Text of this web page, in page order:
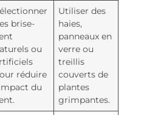
brise-
ou
réduire
du
Utiliser des
haies,
panneaux en
verre ou
treillis
couverts de
plantes
grimpantes.